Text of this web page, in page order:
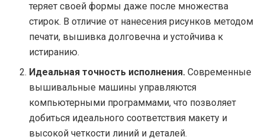
теряет своей формы даже после множества
стирок. В отличие от нанесения рисунков методом
печати, вышивка долговечна и устойчива к
истиранию.
Идеальная точность исполнения. Современные
вышивальные машины управляются
компьютерными программами, что позволяет
добиться идеального соответствия макету и
высокой четкости линий и деталей.